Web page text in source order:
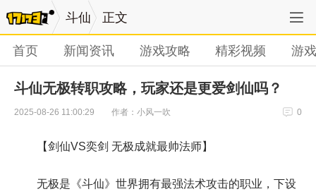
斗仙 正文
首页 新闻资讯 游戏攻略 精彩视频 游
斗仙无极转职攻略，玩家还是更爱剑仙吗？
2025-08-26 11:00:29 作者：小风一吹 0
【剑仙VS奕剑 无极成就最帅法师】
无极是《斗仙》世界拥有最强法术攻击的职业，下设